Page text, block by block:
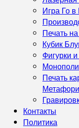
Игра Го
Печать
Кубик
Фигурки
Печать
Контакты
Политика